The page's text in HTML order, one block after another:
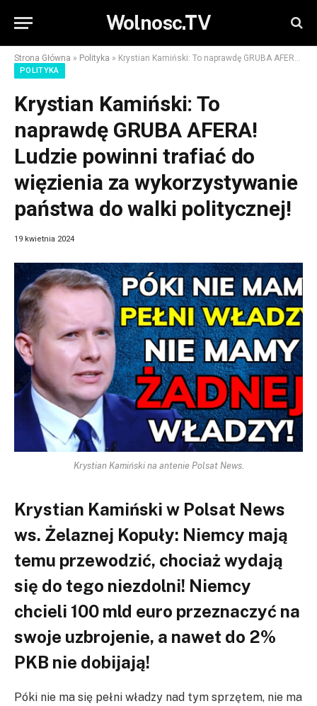
Wolnosc.TV
Strona Główna » Polityka » Krystian Kamiński: To naprawdę GRUBA AFERA! Ludzie powinni trafiać do więzienia za wykorzystywanie państwa do walki politycznej!
POLITYKA
Krystian Kamiński: To
naprawdę GRUBA AFERA!
Ludzie powinni trafiać do
więzienia za wykorzystywanie
państwa do walki politycznej!
19 kwietnia 2024
Krystian Kamiński na antenie Polsat News.
Krystian Kamiński w Polsat News
ws. Żelaznej Kopuły: Niemcy mają
temu przewodzić, chociaż wydają
się do tego niezdolni! Niemcy
chcieli 100 mld euro przeznaczyć na
swoje uzbrojenie, a nawet do 2%
PKB nie dobijają!
Póki nie ma się pełni władzy nad tym sprzętem, nie ma